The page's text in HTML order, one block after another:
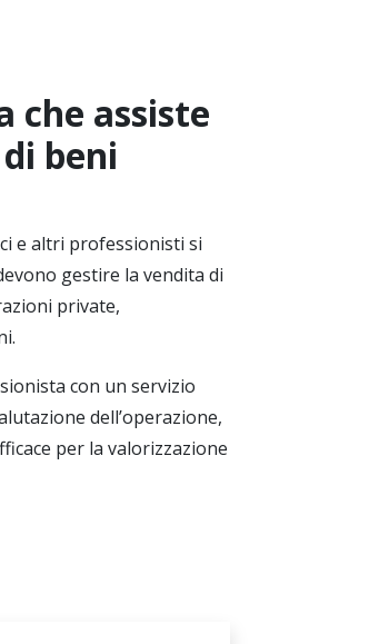
che assiste
beni
e altri professionisti si
gestire la vendita di
private,
con un servizio
dell’operazione,
per la valorizzazione